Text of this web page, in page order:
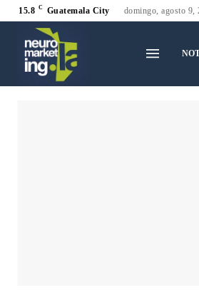
15.8 C Guatemala City domingo, agosto 9,